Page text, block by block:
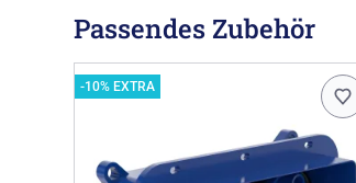
Passendes Zubehör
-10% EXTRA